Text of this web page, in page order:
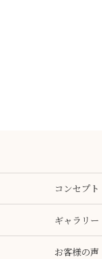
コンセプト
ギャラリー
お客様の声